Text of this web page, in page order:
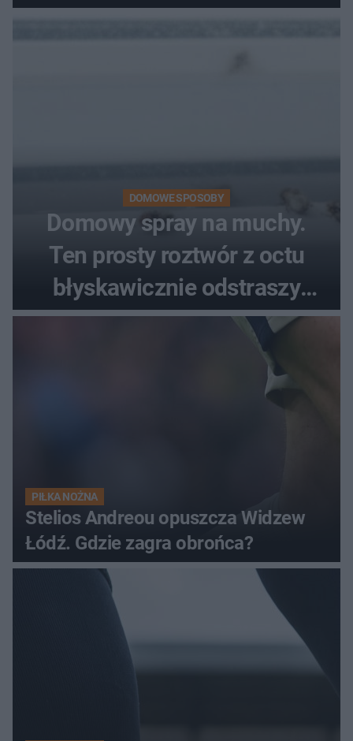
DOMOWE SPOSOBY
Domowy spray na muchy.
Ten prosty roztwór z octu
błyskawicznie odstraszy
uciążliwe owady
PIŁKA NOŻNA
Stelios Andreou opuszcza Widzew
Łódź. Gdzie zagra obrońca?